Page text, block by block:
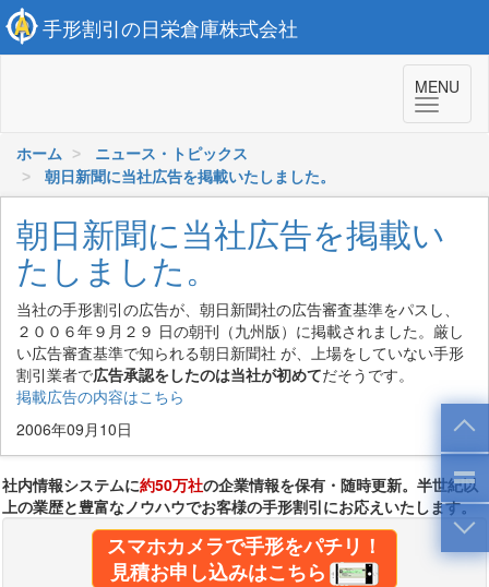
手形割引の日栄倉庫株式会社
MENU
ホーム
ニュース・トピックス
朝日新聞に当社広告を掲載いたしました。
朝日新聞に当社広告を掲載い
たしました。
当社の手形割引の広告が、朝日新聞社の広告審査基準をパスし、
２００６年９月２９ 日の朝刊（九州版）に掲載されました。厳し
い広告審査基準で知られる朝日新聞社 が、上場をしていない手形
割引業者で広告承認をしたのは当社が初めてだそうです。
掲載広告の内容はこちら
2006年09月10日
社内情報システムに約50万社の企業情報を保有・随時更新。半世紀以
上の業歴と豊富なノウハウでお客様の手形割引にお応えいたします。
スマホカメラで手形をパチリ！
見積お申し込みはこちら